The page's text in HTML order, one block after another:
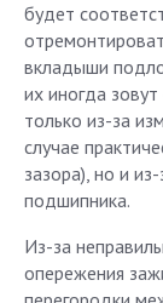
будет
вкладыши
их иногда
только из-за
случае
зазора), но и
подшипника.
Из-за
опережения